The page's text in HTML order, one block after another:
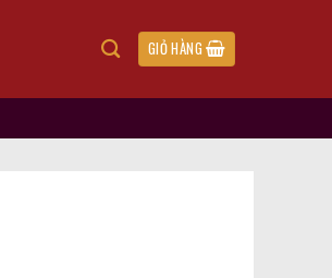
GIỎ HÀNG